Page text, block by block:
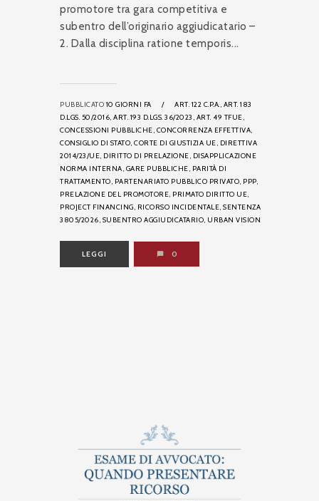
promotore tra gara competitiva e
subentro dell’originario aggiudicatario –
2. Dalla disciplina ratione temporis...
PUBBLICATO 10 GIORNI FA / ART. 122 C.P.A., ART. 183
D.LGS. 50/2016, ART. 193 D.LGS. 36/2023, ART. 49 TFUE,
CONCESSIONI PUBBLICHE, CONCORRENZA EFFETTIVA,
CONSIGLIO DI STATO, CORTE DI GIUSTIZIA UE, DIRETTIVA
2014/23/UE, DIRITTO DI PRELAZIONE, DISAPPLICAZIONE
NORMA INTERNA, GARE PUBBLICHE, PARITÀ DI
TRATTAMENTO, PARTENARIATO PUBBLICO PRIVATO, PPP,
PRELAZIONE DEL PROMOTORE, PRIMATO DIRITTO UE,
PROJECT FINANCING, RICORSO INCIDENTALE, SENTENZA
3805/2026, SUBENTRO AGGIUDICATARIO, URBAN VISION
LEGGI 0